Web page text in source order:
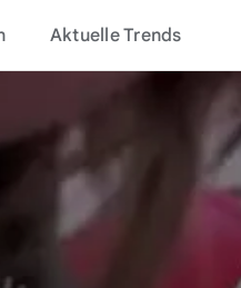
Aktuelle Trends